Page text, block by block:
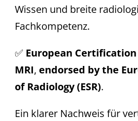
Wissen und breite
Fachkompetenz.
✅ European
MRI, endorsed by the
of Radiology (ESR).
Ein klarer Nachweis für